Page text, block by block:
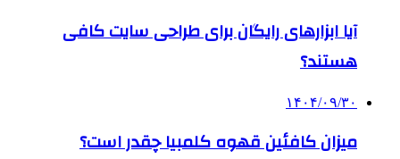
آیا ابزارهای رایگان برای طراحی سایت کافی
هستند؟
۱۴۰۴/۰۹/۳۰
میزان کافئین قهوه کلمبیا چقدر است؟